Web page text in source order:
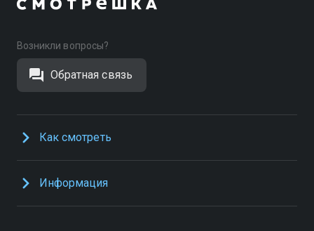
Возникли вопросы?
Обратная связь
Как смотреть
Информация